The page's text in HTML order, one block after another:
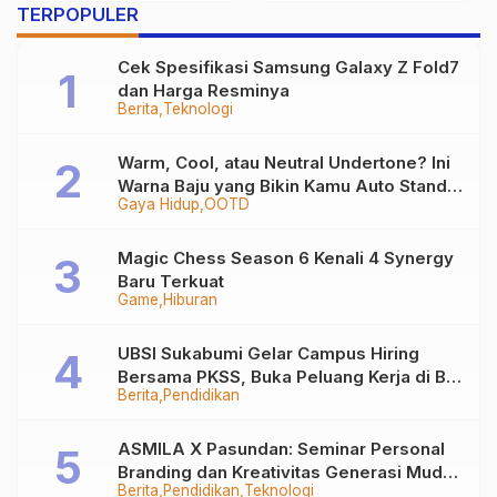
TERPOPULER
Berita Teknologi
Cek Spesifikasi Samsung Galaxy Z Fold7
dan Harga Resminya
Gaya Hidup OOTD
Warm, Cool, atau Neutral Undertone? Ini
Warna Baju yang Bikin Kamu Auto Stand
Out
Game Hiburan
Magic Chess Season 6 Kenali 4 Synergy
Baru Terkuat
Berita Pendidikan
UBSI Sukabumi Gelar Campus Hiring
Bersama PKSS, Buka Peluang Kerja di BRI
Group
Berita Pendidikan Teknologi
ASMILA X Pasundan: Seminar Personal
Branding dan Kreativitas Generasi Muda